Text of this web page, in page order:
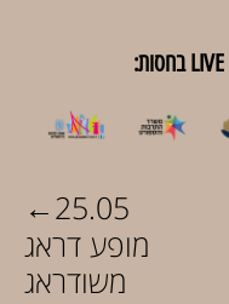
←25.05
מופע דראג
משודראג